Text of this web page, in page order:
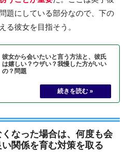
題にしている部分なので、下の
る彼女を目指そう。
彼女から会いたいと言う方法と、彼氏
は嬉しい？ウザい？我慢した方がいい
の？問題
なった場合は、何度も会
関係を育む対策を取る